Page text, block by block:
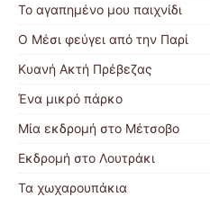
Το αγαπημένο μου παιχνίδι
Ο Μέσι φεύγει από την Παρί
Κυανή Ακτή Πρέβεζας
Ένα μικρό πάρκο
Μία εκδρομή στο Μέτσοβο
Εκδρομή στο Λουτράκι
Τα χωχαρουπάκια